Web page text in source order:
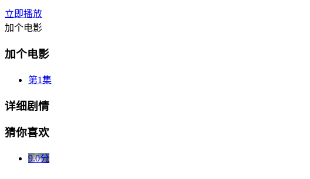
立即播放
加个电影
加个电影
第1集
详细剧情
猜你喜欢
9.0分